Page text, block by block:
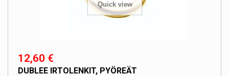
Quick view
12,60 €
DUBLEE IRTOLENKIT, PYÖREÄT